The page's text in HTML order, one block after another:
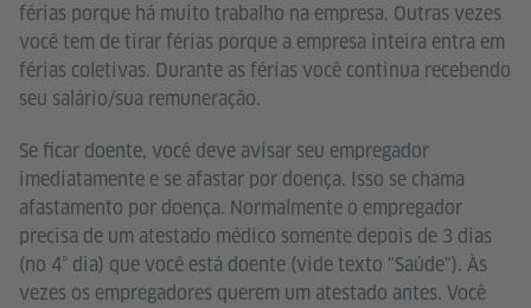
férias porque há muito trabalho na empresa. Outras vezes
você tem de tirar férias porque a empresa inteira entra em
férias coletivas. Durante as férias você continua recebendo
seu salário/sua remuneração.
Se ficar doente, você deve avisar seu empregador
imediatamente e se afastar por doença. Isso se chama
afastamento por doença. Normalmente o empregador
precisa de um atestado médico somente depois de 3 dias
(no 4° dia) que você está doente (vide texto "Saúde"). Às
vezes os empregadores querem um atestado antes. Você